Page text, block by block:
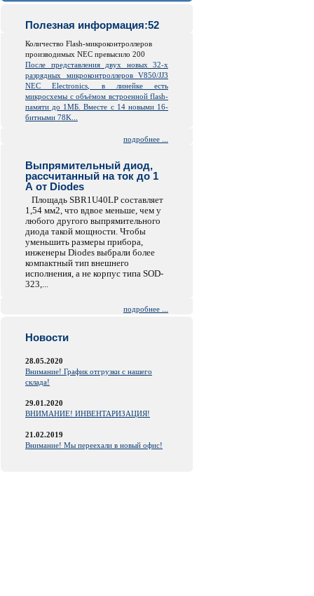
Полезная информация:52
Количество Flash-микроконтроллеров
производимых NEC превысило 200
После представления двух новых 32-х
разрядных микроконтроллеров V850/JJ3
NEC Electronics, в линейке есть
микросхемы с объёмом встроенной flash-
памяти до 1МБ. Вместе с 14 новыми 16-
битными 78K...
подробнее ...
Выпрямительный диод,
рассчитанный на ток до 1
А от Diodes
Площадь SBR1U40LP составляет
1,54 мм2, что вдвое меньше, чем у
любого другого выпрямительного
диода такой мощности. Чтобы
уменьшить размеры прибора,
инженеры Diodes выбрали более
компактный тип внешнего
исполнения, а не корпус типа SOD-
323,...
подробнее ...
Новости
28.05.2020
Внимание! График отгрузки с нашего
склада!
29.01.2020
ВНИМАНИЕ! ИНВЕНТАРИЗАЦИЯ!
21.02.2019
Внимание! Мы переехали в новый офис!